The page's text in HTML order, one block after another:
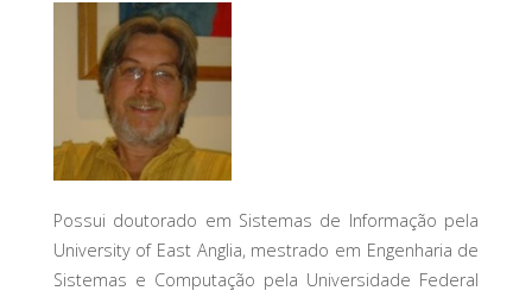
Possui doutorado em Sistemas de Informação pela
University of East Anglia, mestrado em Engenharia de
Sistemas e Computação pela Universidade Federal